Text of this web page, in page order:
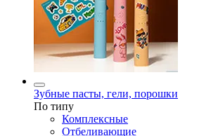
Зубные пасты, гели, порошки
По типу
Комплексные
Отбеливающие